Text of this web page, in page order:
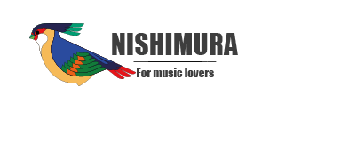
content